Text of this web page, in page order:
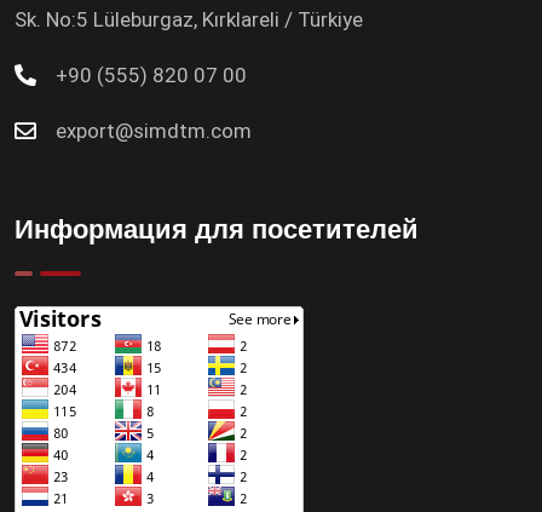
Sk. No:5 Lüleburgaz, Kırklareli / Türkiye
+90 (555) 820 07 00
export@simdtm.com
Информация для посетителей